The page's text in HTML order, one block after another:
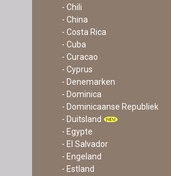
- Chili
- China
- Costa Rica
- Cuba
- Curacao
- Cyprus
- Denemarken
- Dominica
- Dominicaanse Republiek
- Duitsland
- Egypte
- El Salvador
- Engeland
- Estland